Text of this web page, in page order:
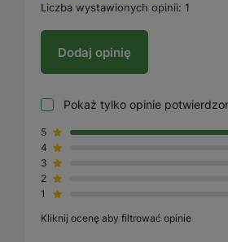
Liczba wystawionych opinii: 1
Dodaj opinię
Pokaż tylko opinie
5
4
3
2
1
Kliknij ocenę aby filtrować opinie